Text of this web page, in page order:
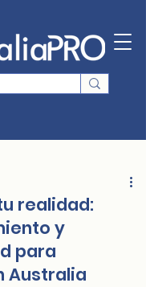
realidad:
y
para
Australia